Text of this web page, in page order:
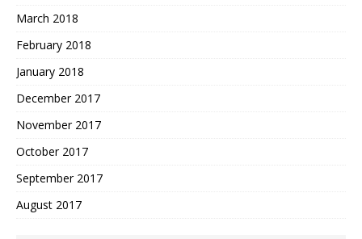
March 2018
February 2018
January 2018
December 2017
November 2017
October 2017
September 2017
August 2017